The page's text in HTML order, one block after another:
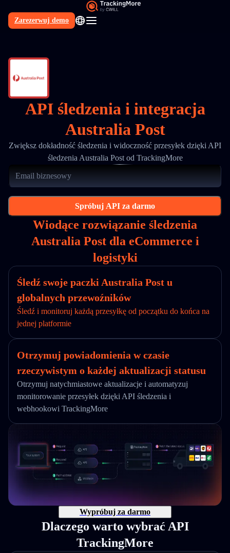
Zarezerwuj demo
PL
API śledzenia i integracja
Australia Post
Zwiększ dokładność śledzenia i widoczność przesyłek dzięki API
śledzenia Australia Post od TrackingMore
Spróbuj API za darmo
Wiodące rozwiązanie śledzenia
Australia Post dla eCommerce i
logistyki
Śledź swoje paczki Australia Post u
globalnych przewoźników
Śledź i monitoruj każdą przesyłkę od początku do końca na
jednej platformie
Otrzymuj powiadomienia w czasie
rzeczywistym o każdej aktualizacji statusu
Otrzymuj natychmiastowe aktualizacje i automatyzuj
monitorowanie przesyłek dzięki API śledzenia i
webhookowi TrackingMore
Wypróbuj za darmo
Dlaczego warto wybrać API
TrackingMore